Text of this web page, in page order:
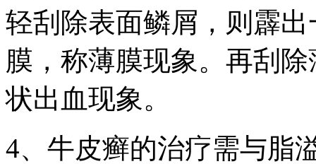
轻刮除表面鳞屑，则霹
膜，称薄膜现象。再刮
状出血现象。
4、牛皮癣的治疗需与脂